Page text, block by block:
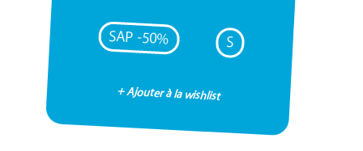
SAP -50% S
+ Ajouter à la wishlist